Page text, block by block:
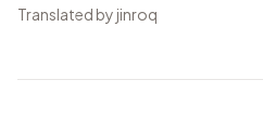
Translated by jinroq